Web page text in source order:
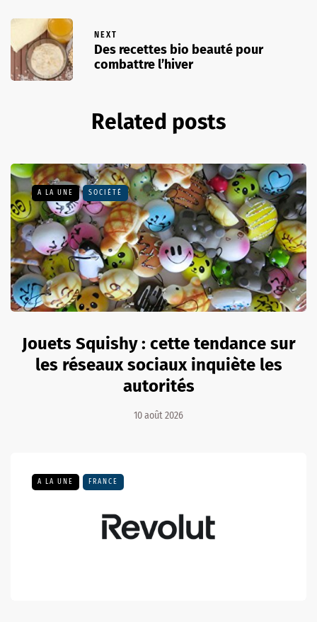
NEXT
Des recettes bio beauté pour
combattre l’hiver
Related posts
A LA UNE SOCIÉTÉ
Jouets Squishy : cette tendance sur
les réseaux sociaux inquiète les
autorités
10 août 2026
A LA UNE FRANCE